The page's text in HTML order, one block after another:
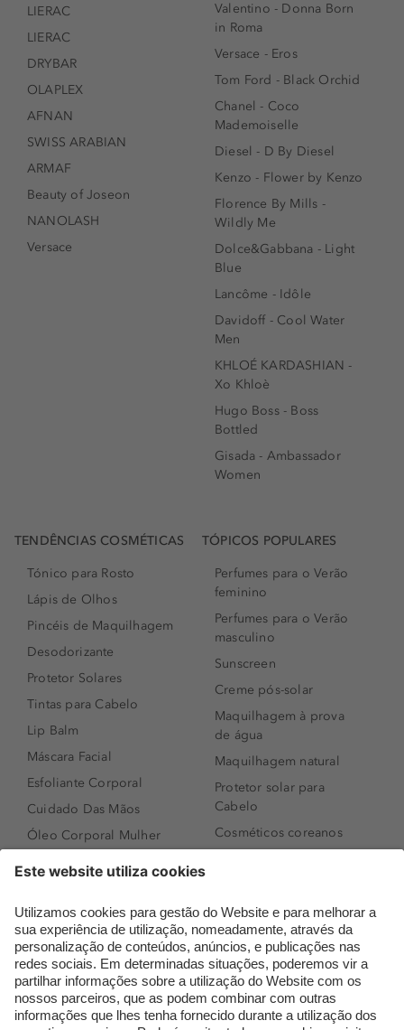
LIERAC
LIERAC
DRYBAR
OLAPLEX
AFNAN
SWISS ARABIAN
ARMAF
Beauty of Joseon
NANOLASH
Versace
Valentino - Donna Born
in Roma
Versace - Eros
Tom Ford - Black Orchid
Chanel - Coco
Mademoiselle
Diesel - D By Diesel
Kenzo - Flower by Kenzo
Florence By Mills -
Wildly Me
Dolce&Gabbana - Light
Blue
Lancôme - Idôle
Davidoff - Cool Water
Men
KHLOÉ KARDASHIAN -
Xo Khloè
Hugo Boss - Boss
Bottled
Gisada - Ambassador
Women
TENDÊNCIAS COSMÉTICAS
Tónico para Rosto
Lápis de Olhos
Pincéis de Maquilhagem
Desodorizante
Protetor Solares
Tintas para Cabelo
Lip Balm
Máscara Facial
Esfoliante Corporal
Cuidado Das Mãos
Óleo Corporal Mulher
Bronzer
Sérum de Rosto
Body mist & Spray
corporal
Produtos para Cabelo
Homem
TÓPICOS POPULARES
Perfumes para o Verão
feminino
Perfumes para o Verão
masculino
Sunscreen
Creme pós-solar
Maquilhagem à prova
de água
Maquilhagem natural
Protetor solar para
Cabelo
Cosméticos coreanos
Perfumes árabes
Novidades
Melhores Perfumes
Femininos
TOP 10: Perfumes
Masculinos